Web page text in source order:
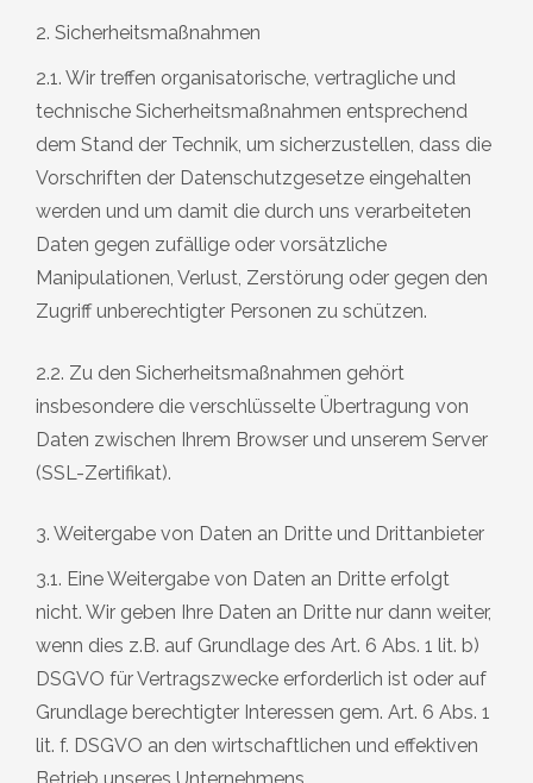
2. Sicherheitsmaßnahmen
2.1. Wir treffen organisatorische, vertragliche und
technische Sicherheitsmaßnahmen entsprechend
dem Stand der Technik, um sicherzustellen, dass die
Vorschriften der Datenschutzgesetze eingehalten
werden und um damit die durch uns verarbeiteten
Daten gegen zufällige oder vorsätzliche
Manipulationen, Verlust, Zerstörung oder gegen den
Zugriff unberechtigter Personen zu schützen.
2.2. Zu den Sicherheitsmaßnahmen gehört
insbesondere die verschlüsselte Übertragung von
Daten zwischen Ihrem Browser und unserem Server
(SSL-Zertifikat).
3. Weitergabe von Daten an Dritte und Drittanbieter
3.1. Eine Weitergabe von Daten an Dritte erfolgt
nicht. Wir geben Ihre Daten an Dritte nur dann weiter,
wenn dies z.B. auf Grundlage des Art. 6 Abs. 1 lit. b)
DSGVO für Vertragszwecke erforderlich ist oder auf
Grundlage berechtigter Interessen gem. Art. 6 Abs. 1
lit. f. DSGVO an den wirtschaftlichen und effektiven